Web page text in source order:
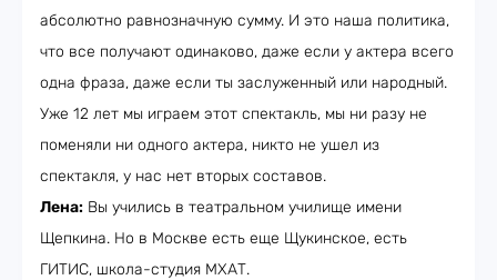
абсолютно равнозначную сумму. И это наша политика,
что все получают одинаково, даже если у актера всего
одна фраза, даже если ты заслуженный или народный.
Уже 12 лет мы играем этот спектакль, мы ни разу не
поменяли ни одного актера, никто не ушел из
спектакля, у нас нет вторых составов.
Лена: Вы учились в театральном училище имени
Щепкина. Но в Москве есть еще Щукинское, есть
ГИТИС, школа-студия МХАТ.